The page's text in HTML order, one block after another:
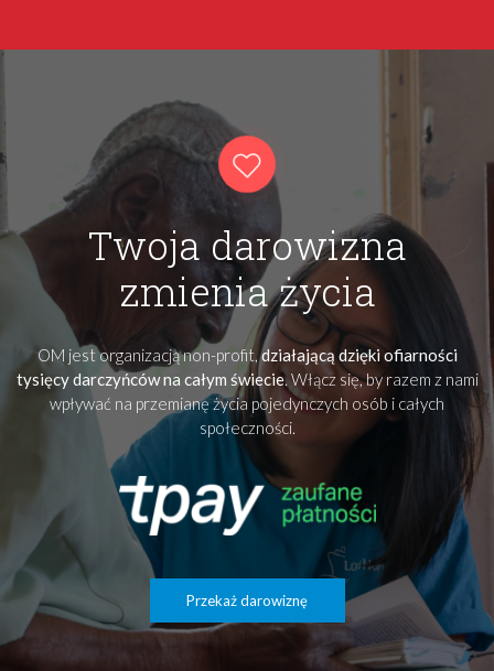
Twoja darowizna
zmienia życia
OM jest organizacją non-profit,działającą dzięki ofiarności
tysięcy darczyńców na całym świecie. Włącz się, by razem z nami
wpływać na przemianę życia pojedynczych osób i całych
społeczności.
Przekaż darowiznę